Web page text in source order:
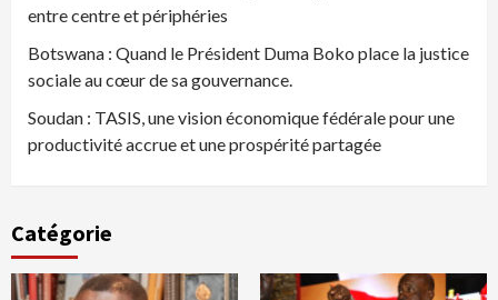
entre centre et périphéries
Botswana : Quand le Président Duma Boko place la justice
sociale au cœur de sa gouvernance.
Soudan : TASIS, une vision économique fédérale pour une
productivité accrue et une prospérité partagée
Catégorie